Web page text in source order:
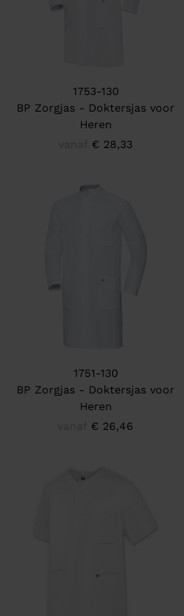
1753-130
BP Zorgjas - Doktersjas voor
Heren
€ 28,33
1751-130
BP Zorgjas - Doktersjas voor
Heren
€ 26,46